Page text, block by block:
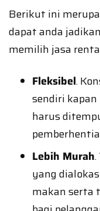
Berikut ini
dapat anda
memilih jasa
Fleksibel.
sendiri
harus
Lebih Murah
yang
makan serta